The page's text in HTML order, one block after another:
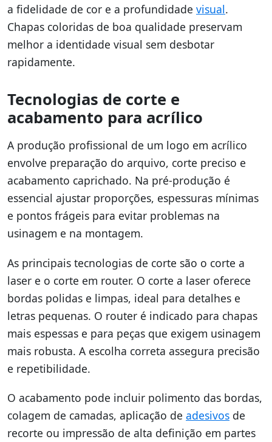
a fidelidade de cor e a profundidade visual.
Chapas coloridas de boa qualidade preservam
melhor a identidade visual sem desbotar
rapidamente.
Tecnologias de corte e
acabamento para acrílico
A produção profissional de um logo em acrílico
envolve preparação do arquivo, corte preciso e
acabamento caprichado. Na pré-produção é
essencial ajustar proporções, espessuras mínimas
e pontos frágeis para evitar problemas na
usinagem e na montagem.
As principais tecnologias de corte são o corte a
laser e o corte em router. O corte a laser oferece
bordas polidas e limpas, ideal para detalhes e
letras pequenas. O router é indicado para chapas
mais espessas e para peças que exigem usinagem
mais robusta. A escolha correta assegura precisão
e repetibilidade.
O acabamento pode incluir polimento das bordas,
colagem de camadas, aplicação de adesivos de
recorte ou impressão de alta definição em partes